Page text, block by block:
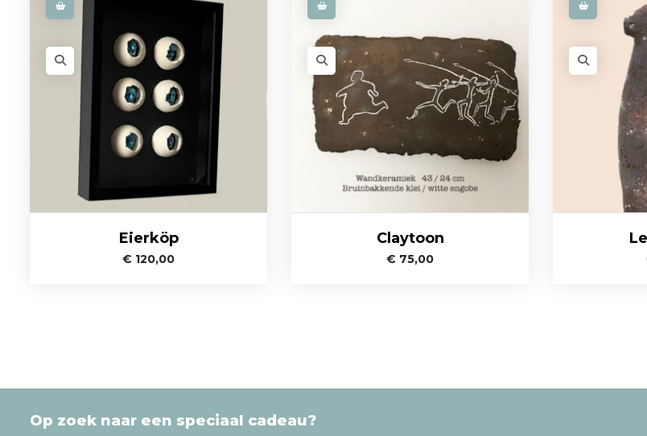
Eierköp
€ 120,00
Claytoon
€ 75,00
Op zoek naar een speciaal cadeau?